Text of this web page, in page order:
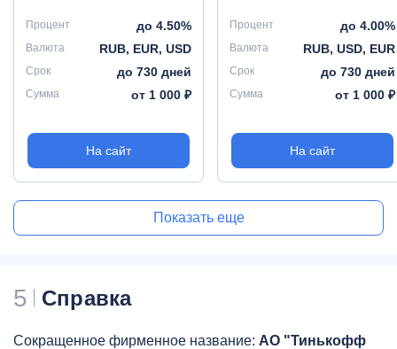
Процент до 4.50%
Валюта RUB, EUR, USD
Срок до 730 дней
Сумма от 1 000 ₽
На сайт
Процент до 4.00%
Валюта RUB, USD, EUR
Срок до 730 дней
Сумма от 1 000 ₽
На сайт
Показать еще
5 Справка
Сокращенное фирменное название: АО "Тинькофф